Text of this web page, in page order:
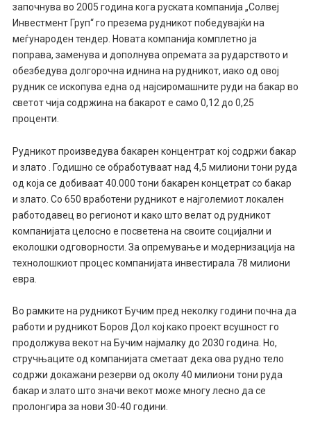
започнува во 2005 година кога руската компанија „Солвеј
Инвестмент Груп“ го презема рудникот победувајќи на
меѓународен тендер. Новата компанија комплетно ја
поправа, заменува и дополнува опремата за рударството и
обезбедува долгорочна иднина на рудникот, иако од овој
рудник се ископува една од најсиромашните руди на бакар во
светот чија содржина на бакарот е само 0,12 до 0,25
проценти.
Рудникот произведува бакарен концентрат кој содржи бакар
и злато . Годишно се обработуваат над 4,5 милиони тони руда
од која се добиваат 40.000 тони бакарен концетрат со бакар
и злато. Со 650 вработени рудникот е најголемиот локален
работодавец во регионот и како што велат од рудникот
компанијата целосно е посветена на своите социјални и
еколошки одговорности. За опремување и модернизација на
технолошкиот процес компанијата инвестирала 78 милиони
евра.
Во рамките на рудникот Бучим пред неколку години почна да
работи и рудникот Боров Дол кој како проект всушност го
продолжува векот на Бучим најмалку до 2030 година. Но,
стручњаците од компанијата сметаат дека ова рудно тело
содржи докажани резерви од околу 40 милиони тони руда
бакар и злато што значи векот може многу лесно да се
пролонгира за нови 30-40 години.